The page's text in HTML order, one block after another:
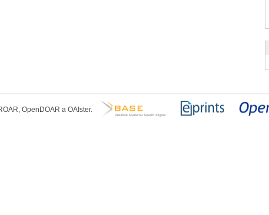
OpenDOAR a OAIster.